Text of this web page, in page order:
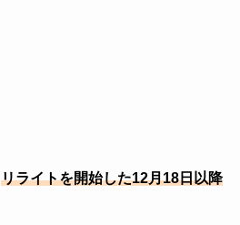
リライトを開始した12月18日以降